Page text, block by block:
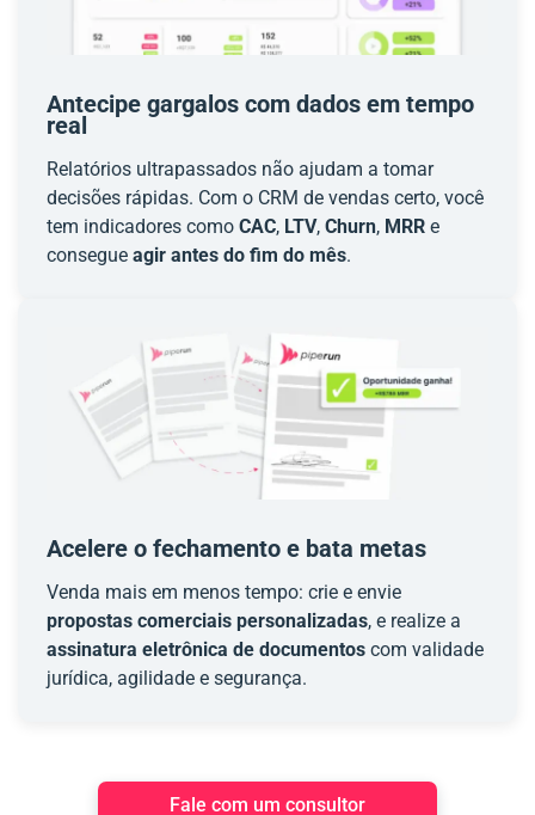
Antecipe gargalos com dados em tempo
real
Relatórios ultrapassados não ajudam a tomar
decisões rápidas. Com o CRM de vendas certo, você
tem indicadores como CAC, LTV, Churn, MRR e
consegue agir antes do fim do mês.
Acelere o fechamento e bata metas
Venda mais em menos tempo: crie e envie
propostas comerciais personalizadas, e realize a
assinatura eletrônica de documentos com validade
jurídica, agilidade e segurança.
Fale com um consultor